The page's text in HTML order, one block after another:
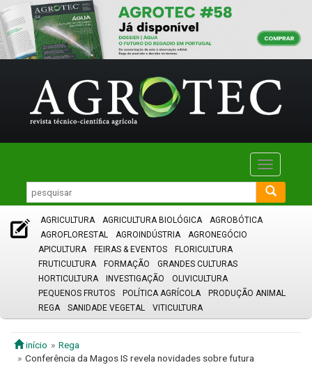
Toggle
AGRICULTURA AGRICULTURA BIOLÓGICA
AGROBÓTICA
AGROFLORESTAL
AGROINDÚSTRIA
AGRONEGÓCIO
APICULTURA
FEIRAS & EVENTOS
FLORICULTURA
FRUTICULTURA
FORMAÇÃO
GRANDES CULTURAS
HORTICULTURA
INVESTIGAÇÃO
OLIVICULTURA
PEQUENOS FRUTOS
POLÍTICA AGRÍCOLA
PRODUÇÃO ANIMAL
REGA
SANIDADE VEGETAL VITICULTURA
início
Rega
Conferência da Magos IS revela novidades sobre futura